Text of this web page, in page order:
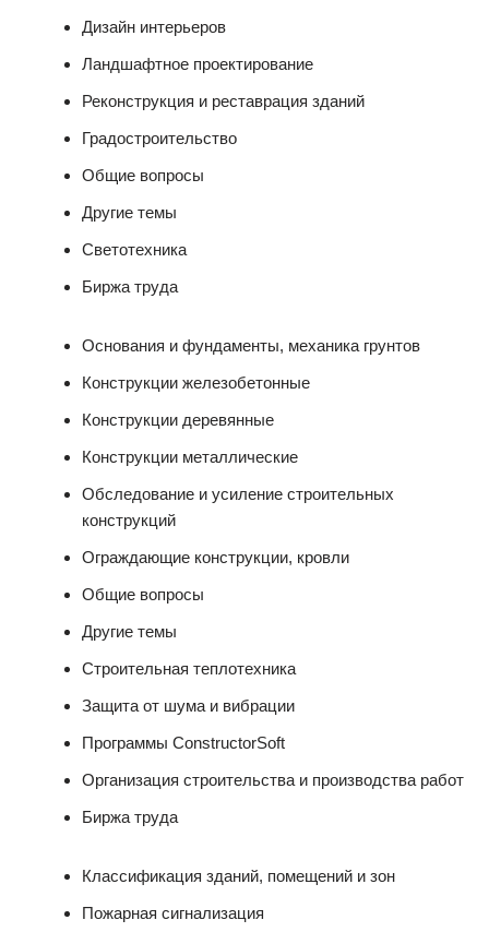
Дизайн интерьеров
Ландшафтное проектирование
Реконструкция и реставрация зданий
Градостроительство
Общие вопросы
Другие темы
Светотехника
Биржа труда
Основания и фундаменты, механика грунтов
Конструкции железобетонные
Конструкции деревянные
Конструкции металлические
Обследование и усиление строительных
конструкций
Ограждающие конструкции, кровли
Общие вопросы
Другие темы
Строительная теплотехника
Защита от шума и вибрации
Программы ConstructorSoft
Организация строительства и производства работ
Биржа труда
Классификация зданий, помещений и зон
Пожарная сигнализация